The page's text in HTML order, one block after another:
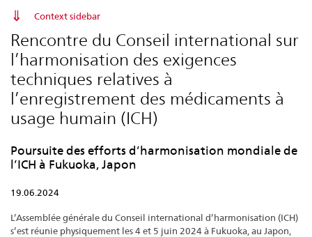
Context sidebar
Rencontre du Conseil international sur
l’harmonisation des exigences
techniques relatives à
l’enregistrement des médicaments à
usage humain (ICH)
Poursuite des efforts d’harmonisation mondiale de
l’ICH à Fukuoka, Japon
19.06.2024
L’Assemblée générale du Conseil international d’harmonisation (ICH)
s’est réunie physiquement les 4 et 5 juin 2024 à Fukuoka, au Japon,